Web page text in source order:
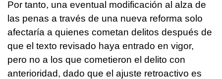
Por tanto, una eventual modificación al alza de
las penas a través de una nueva reforma solo
afectaría a quienes cometan delitos después de
que el texto revisado haya entrado en vigor,
pero no a los que cometieron el delito con
anterioridad, dado que el ajuste retroactivo es